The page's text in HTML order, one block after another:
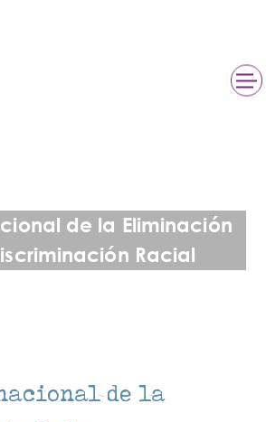
de la Eliminación
Racial
de la